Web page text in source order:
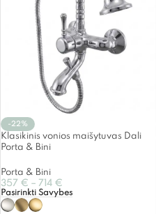
-22%
Klasikinis vonios maišytuvas Dali
Porta & Bini
Porta & Bini
357 € – 714 €
Pasirinkti Savybes